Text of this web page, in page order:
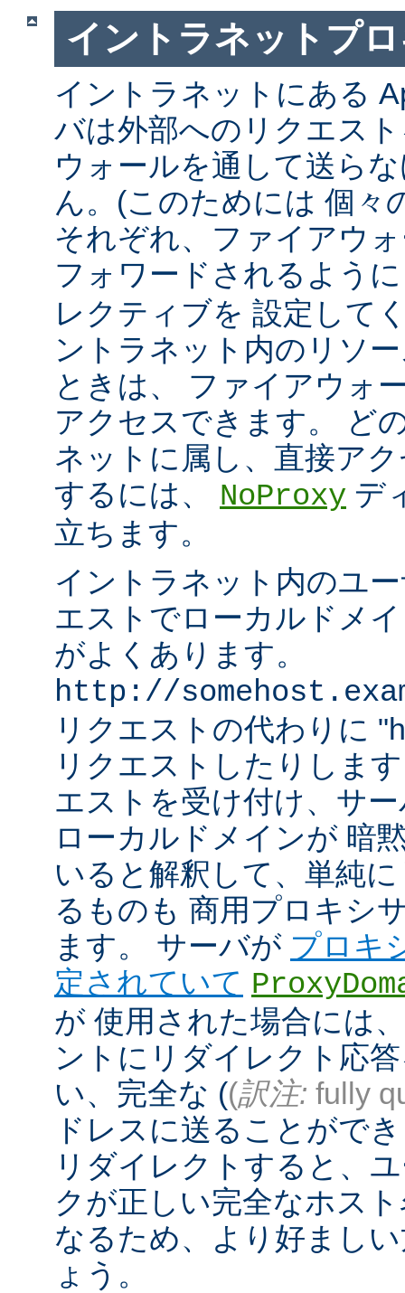
イントラネットプ
イントラネットにある
バは外部へのリクエス
ウォールを通して送ら
ん。(このためには 個々
それぞれ、ファイアウ
フォワードされるよう
レクティブを 設定して
ントラネット内のリソ
ときは、 ファイアウォ
アクセスできます。 ど
ネットに属し、直接ア
するには、 NoProxy デ
立ちます。
イントラネット内のユ
エストでローカルドメ
がよくあります。
http://
リクエストの代わりに
リクエストしたりしま
エストを受け付け、サ
ローカルドメインが 暗
いると解釈して、単純
るものも 商用プロキシ
ます。 サーバが プロキ
定されていて
が 使用された場合には
ントにリダイレクト応
い、完全な ((訳注: fully
ドレスに送ることがで
リダイレクトすると、
クが正しい完全なホス
なるため、より好まし
ょう。